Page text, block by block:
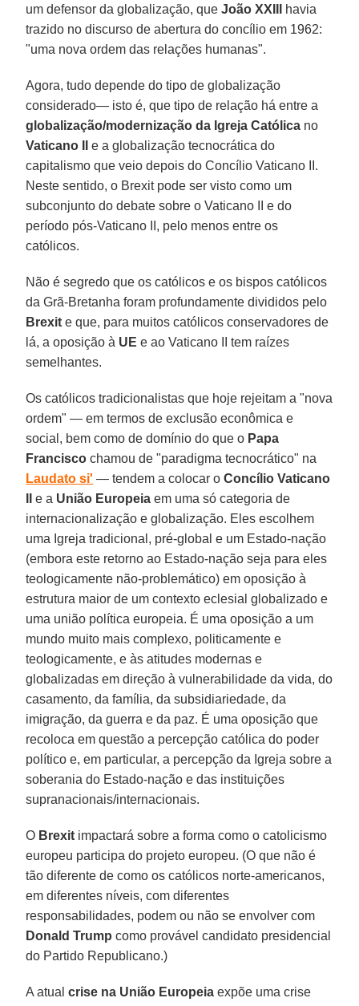
um defensor da globalização, que João XXIII
havia
trazido no discurso de abertura do concílio em 1962:
"uma nova ordem das relações humanas".
Agora, tudo depende do tipo de globalização
considerado— isto é, que tipo de relação há entre a
globalização/modernização da Igreja Católica no
Vaticano II
e a globalização tecnocrática do
capitalismo que veio depois do Concílio Vaticano II.
Neste sentido, o Brexit pode ser visto como um
subconjunto do debate sobre o Vaticano II e do
período pós-Vaticano II, pelo menos entre os
católicos.
Não é segredo que os católicos e os bispos católicos
da Grã-Bretanha foram profundamente divididos pelo
Brexit e que, para muitos católicos conservadores de
lá, a oposição à UE e ao Vaticano II tem raízes
semelhantes.
Os católicos tradicionalistas que hoje rejeitam a "nova
ordem" — em termos de exclusão econômica e
social, bem como de domínio do que o Papa
Francisco chamou de "paradigma tecnocrático" na
Laudato si' — tendem a colocar o Concílio Vaticano
e a União Europeia em uma só categoria de
internacionalização e globalização. Eles escolhem
uma Igreja tradicional, pré-global e um Estado-nação
(embora este retorno ao Estado-nação seja para eles
teologicamente não-problemático) em oposição à
estrutura maior de um contexto eclesial globalizado e
uma união política europeia. É uma oposição a um
mundo muito mais complexo, politicamente e
teologicamente, e às atitudes modernas e
globalizadas em direção à vulnerabilidade da vida, do
casamento, da família, da subsidiariedade, da
imigração, da guerra e da paz. É uma oposição que
recoloca em questão a percepção católica do poder
político e, em particular, a percepção da Igreja sobre a
soberania do Estado-nação e das instituições
supranacionais/internacionais.
O Brexit impactará sobre a forma como o catolicismo
europeu participa do projeto europeu. (O que não é
tão diferente de como os católicos norte-americanos,
em diferentes níveis, com diferentes
responsabilidades, podem ou não se envolver com
Donald Trump como provável candidato presidencial
do Partido Republicano.)
A atualcrise na União Europeia expõe uma crise